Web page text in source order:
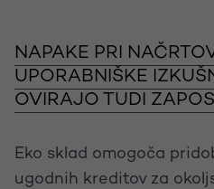
NAPAKE PRI
UPORABNIŠKE
OVIRAJO TUDI
Eko sklad omogoča
ugodnih kreditov za